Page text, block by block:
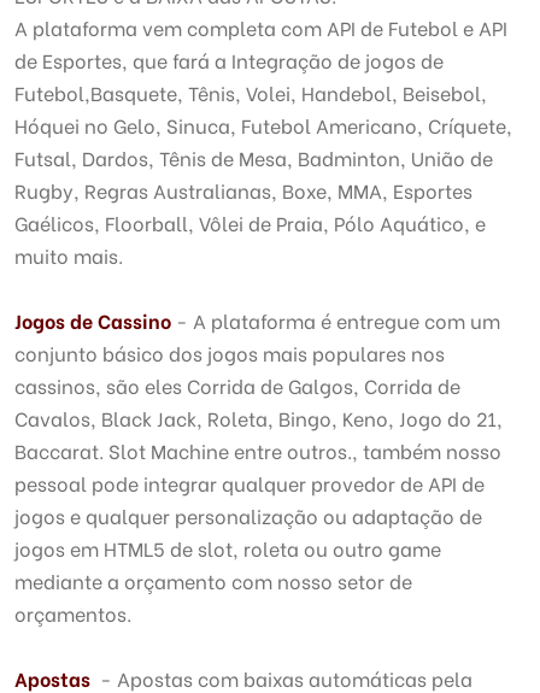
A plataforma vem completa com API de Futebol e API
de Esportes, que fará a Integração de jogos de
Futebol,Basquete, Tênis, Volei, Handebol, Beisebol,
Hóquei no Gelo, Sinuca, Futebol Americano, Críquete,
Futsal, Dardos, Tênis de Mesa, Badminton, União de
Rugby, Regras Australianas, Boxe, MMA, Esportes
Gaélicos, Floorball, Vôlei de Praia, Pólo Aquático, e
muito mais.
Jogos de Cassino - A plataforma é entregue com um
conjunto básico dos jogos mais populares nos
cassinos, são eles Corrida de Galgos, Corrida de
Cavalos, Black Jack, Roleta, Bingo, Keno, Jogo do 21,
Baccarat. Slot Machine entre outros., também nosso
pessoal pode integrar qualquer provedor de API de
jogos e qualquer personalização ou adaptação de
jogos em HTML5 de slot, roleta ou outro game
mediante a orçamento com nosso setor de
orçamentos.
Apostas - Apostas com baixas automáticas pela